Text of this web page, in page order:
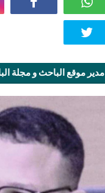
مدير موقع الباحث و مجلة